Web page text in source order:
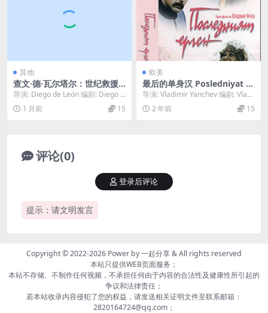
其他
查文·德·瓦尔塔尔：世纪救援
行动 Chavín de Huántar: El
Rescate del Siglo (2025)
导演: Diego de León 编剧: Diego d
e León 主演: ...
1 月前 15
欧美
最后的单身汉 Posledniyat er
gen (1974)
导演: Vladimir Yanchev 编剧: Vladi
mir Yanche...
2 年前 15
评论(0)
提示：请文明发言
登录后评论
Copyright © 2022-2026 Power by一起分享& All rights reserved
本站只提供WEB页面服务；
本站不存储、不制作任何视频，不承担任何由于内容的合法性及健康性所引起的
争议和法律责任；
若本站收录内容侵犯了您的权益，请发送相关证明文件至联系邮箱：
2820164724@qq.com；